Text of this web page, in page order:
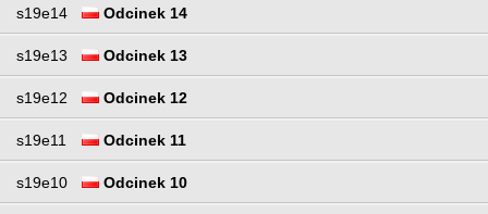
s19e14 Odcinek 14
s19e13 Odcinek 13
s19e12 Odcinek 12
s19e11 Odcinek 11
s19e10 Odcinek 10